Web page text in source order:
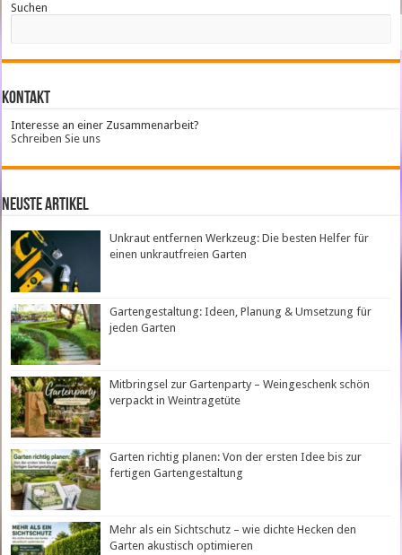
Suchen
Kontakt
Interesse an einer Zusammenarbeit?
Schreiben Sie uns
neuste Artikel
Unkraut entfernen Werkzeug: Die besten Helfer für
einen unkrautfreien Garten
Gartengestaltung: Ideen, Planung & Umsetzung für
jeden Garten
Mitbringsel zur Gartenparty – Weingeschenk schön
verpackt in Weintragetüte
Garten richtig planen: Von der ersten Idee bis zur
fertigen Gartengestaltung
Mehr als ein Sichtschutz – wie dichte Hecken den
Garten akustisch optimieren